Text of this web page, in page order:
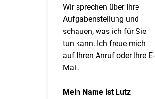
Wir sprechen über Ihre
Aufgabenstellung und
schauen, was ich für Sie
tun kann. Ich freue mich
auf Ihren Anruf oder Ihre E-
Mail.
Mein Name ist Lutz